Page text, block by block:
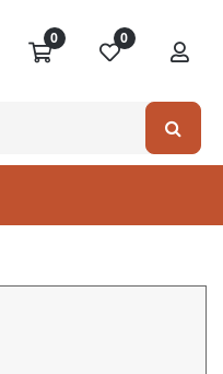
0 0